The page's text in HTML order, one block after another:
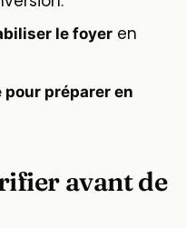
le foyer en
pour préparer en
avant de